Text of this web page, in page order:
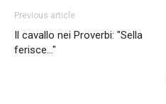
Previous article
Il cavallo nei Proverbi: "Sella
ferisce…"